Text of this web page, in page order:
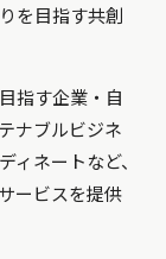
を目指す共創
指す企業・自
ナブルビジネ
ィネートなど、
ービスを提供